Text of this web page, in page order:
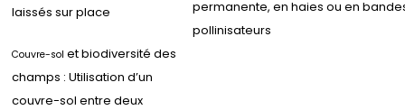
laissés sur place
Couvre-sol et biodiversité des
champs : Utilisation d’un
couvre-sol entre deux
permanente, en haies ou en
pollinisateurs